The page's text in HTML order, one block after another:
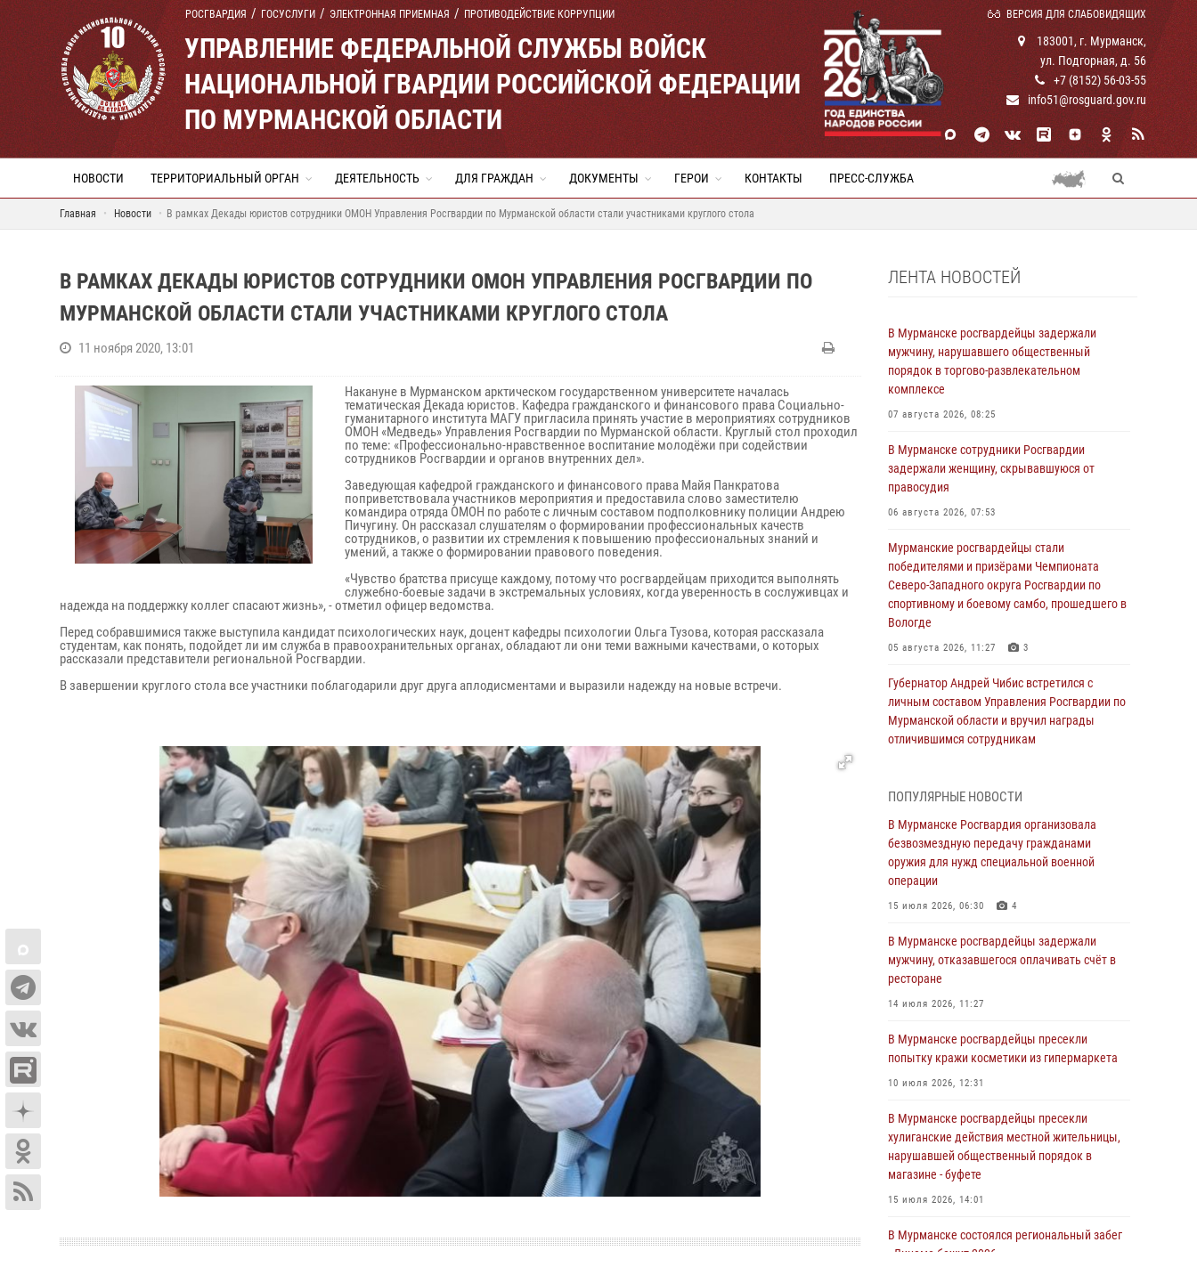
РОСГВАРДИЯ ГОСУСЛУГИ ЭЛЕКТРОННАЯ ПРИЕМНАЯ ПРОТИВОДЕЙСТВИЕ КОРРУПЦИИ ВЕРСИЯ ДЛЯ СЛАБОВИДЯЩИХ
УПРАВЛЕНИЕ ФЕДЕРАЛЬНОЙ СЛУЖБЫ ВОЙСК
НАЦИОНАЛЬНОЙ ГВАРДИИ РОССИЙСКОЙ ФЕДЕРАЦИИ
ПО МУРМАНСКОЙ ОБЛАСТИ
183001, г. Мурманск,
ул. Подгорная, д. 56
+7 (8152) 56-03-55
info51@rosguard.gov.ru
НОВОСТИ ТЕРРИТОРИАЛЬНЫЙ ОРГАН ДЕЯТЕЛЬНОСТЬ ДЛЯ ГРАЖДАН ДОКУМЕНТЫ ГЕРОИ КОНТАКТЫ ПРЕСС-СЛУЖБА
Главная Новости В рамках Декады юристов сотрудники ОМОН Управления Росгвардии по Мурманской области стали участниками круглого стола
В РАМКАХ ДЕКАДЫ ЮРИСТОВ СОТРУДНИКИ ОМОН УПРАВЛЕНИЯ РОСГВАРДИИ ПО
МУРМАНСКОЙ ОБЛАСТИ СТАЛИ УЧАСТНИКАМИ КРУГЛОГО СТОЛА
11 ноября 2020, 13:01
Накануне в Мурманском арктическом государственном университете началась
тематическая Декада юристов. Кафедра гражданского и финансового права Социально-
гуманитарного института МАГУ пригласила принять участие в мероприятиях сотрудников
ОМОН «Медведь» Управления Росгвардии по Мурманской области. Круглый стол проходил
по теме: «Профессионально-нравственное воспитание молодёжи при содействии
сотрудников Росгвардии и органов внутренних дел».
Заведующая кафедрой гражданского и финансового права Майя Панкратова
поприветствовала участников мероприятия и предоставила слово заместителю
командира отряда ОМОН по работе с личным составом подполковнику полиции Андрею
Пичугину. Он рассказал слушателям о формировании профессиональных качеств
сотрудников, о развитии их стремления к повышению профессиональных знаний и
умений, а также о формировании правового поведения.
«Чувство братства присуще каждому, потому что росгвардейцам приходится выполнять
служебно-боевые задачи в экстремальных условиях, когда уверенность в сослуживцах и
надежда на поддержку коллег спасают жизнь», - отметил офицер ведомства.
Перед собравшимися также выступила кандидат психологических наук, доцент кафедры психологии Ольга Тузова, которая рассказала
студентам, как понять, подойдет ли им служба в правоохранительных органах, обладают ли они теми важными качествами, о которых
рассказали представители региональной Росгвардии.
В завершении круглого стола все участники поблагодарили друг друга аплодисментами и выразили надежду на новые встречи.
ЛЕНТА НОВОСТЕЙ
В Мурманске росгвардейцы задержали
мужчину, нарушавшего общественный
порядок в торгово-развлекательном
комплексе
07 августа 2026, 08:25
В Мурманске сотрудники Росгвардии
задержали женщину, скрывавшуюся от
правосудия
06 августа 2026, 07:53
Мурманские росгвардейцы стали
победителями и призёрами Чемпионата
Северо-Западного округа Росгвардии по
спортивному и боевому самбо, прошедшего в
Вологде
05 августа 2026, 11:27 3
Губернатор Андрей Чибис встретился с
личным составом Управления Росгвардии по
Мурманской области и вручил награды
отличившимся сотрудникам
В Мурманске сотрудники Росгвардии
пресекли утренний дебош в баре на улице
Карла Маркса
04 августа 2026, 08:54
Морской отряд Северо - Западного округа
образования
03 августа 2026, 12:23 4
дебошира на автозаправочной станции
03 августа 2026, 09:12
Сотрудники Росгвардии провели инструктаж
по антитеррористической защищенности для
членов избирательных комиссий в
преддверии выборов
31 июля 2026, 08:48
Сотрудники Росгвардии задержали мужчину,
не оплатившего счет в ресторане
ПОПУЛЯРНЫЕ НОВОСТИ
В Мурманске Росгвардия организовала
безвозмездную передачу гражданами
оружия для нужд специальной военной
операции
15 июля 2026, 06:30 4
В Мурманске росгвардейцы задержали
мужчину, отказавшегося оплачивать счёт в
ресторане
14 июля 2026, 11:27
В Мурманске росгвардейцы пресекли
попытку кражи косметики из гипермаркета
10 июля 2026, 12:31
В Мурманске росгвардейцы пресекли
хулиганские действия местной жительницы,
нарушавшей общественный порядок в
магазине - буфете
15 июля 2026, 14:01
В Мурманске состоялся региональный забег
«Динамо бежит 2026»